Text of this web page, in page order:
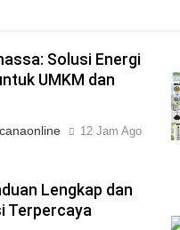
Solusi Energi
UMKM dan
12 Jam Ago
Lengkap dan
Terpercaya